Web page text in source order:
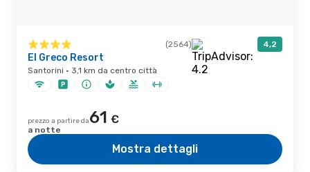
(2564) 4,2
El Greco Resort
Santorini · 3,1 km da centro città
prezzo a partire da61 €
a notte
Mostra dettagli